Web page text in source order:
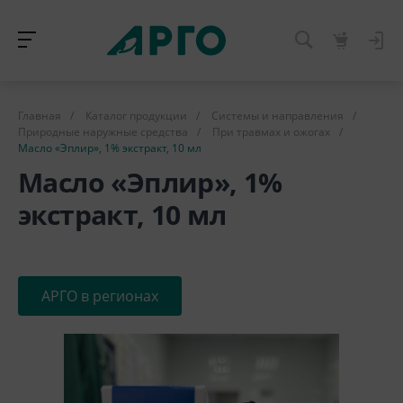
Главная / Каталог продукции / Системы и направления
/
Природные наружные средства
/ При травмах и ожогах
/
Масло «Эплир», 1% экстракт, 10 мл
Масло «Эплир», 1%
экстракт, 10 мл
АРГО в регионах